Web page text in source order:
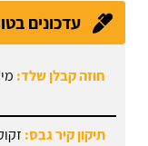
עדכונים
חוזה קבלן שלד:
תיקון קיר גבס: